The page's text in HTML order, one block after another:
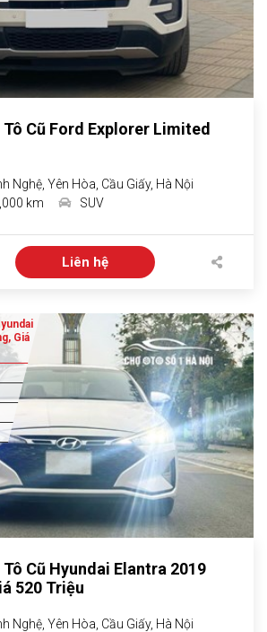
Tô Cũ Ford Explorer Limited
Nghệ, Yên Hòa, Cầu Giấy, Hà Nội
km SUV
Liên hệ
Giá
Tô Cũ Hyundai Elantra 2019
520 Triệu
Nghệ, Yên Hòa, Cầu Giấy, Hà Nội